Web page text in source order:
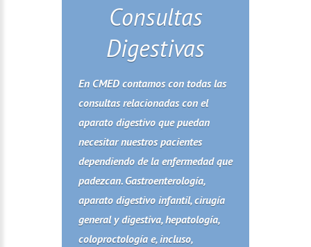
Consultas
Digestivas
En CMED contamos con todas las
consultas relacionadas con el
aparato digestivo que puedan
necesitar nuestros pacientes
dependiendo de la enfermedad que
padezcan. Gastroenterología,
aparato digestivo infantil, cirugía
general y digestiva, hepatología,
coloproctología e, incluso,